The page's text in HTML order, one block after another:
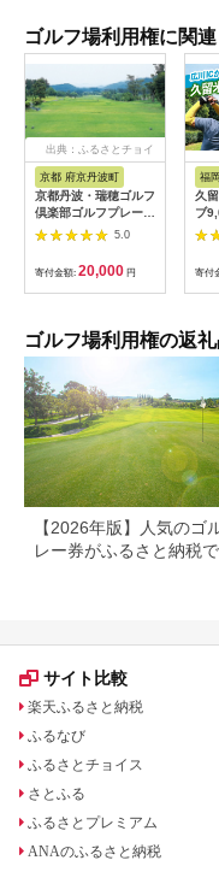
ゴルフ場利用権に関
出典：ふるさとチョイ
京都 府京丹波町
京都丹波・瑞穂ゴルフ
倶楽部ゴルフプレー利
用券（6,000円分）
5.0
寄付金額: 20,000 円
福
久
ブ
ゴ
寄付
ゴルフ場利用権の返
【2026年版】人気のゴ
レー券がふるさと納税で
サイト比較
楽天ふるさと納税
ふるなび
ふるさとチョイス
さとふる
ふるさとプレミアム
ANAのふるさと納税